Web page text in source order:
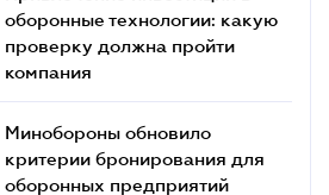
оборонные технологии: какую
проверку должна пройти
компания
Минобороны обновило
критерии бронирования для
оборонных предприятий